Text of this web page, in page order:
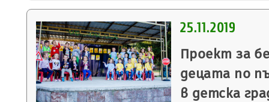
25.11.2019
Проект за
децата по
в детска